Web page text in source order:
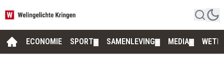
ECONOMIE SPORT SAMENLEVING MEDIA